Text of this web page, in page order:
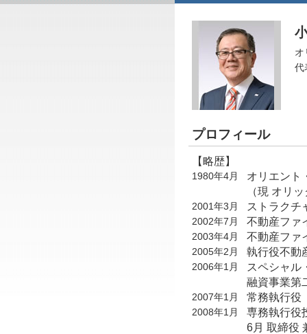
オ
代
プロフィール
【略歴】
1980年4月
オリエント
（現 オリ
2001年3月 ストラクチ
2002年7月 不動産ファ
2003年4月 不動産ファ
2005年2月 執行役不動
2006年1月
スペシャル
融資事業第
2007年1月 常務執行役
2008年1月
専務執行役
6月 取締役